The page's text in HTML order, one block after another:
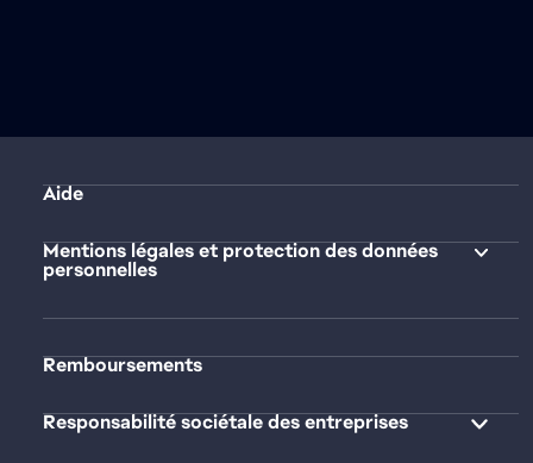
Aide
Mentions légales et protection des données
personnelles
Remboursements
Responsabilité sociétale des entreprises